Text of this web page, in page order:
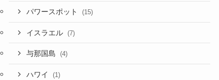
パワースポット (15)
イスラエル (7)
与那国島 (4)
ハワイ (1)